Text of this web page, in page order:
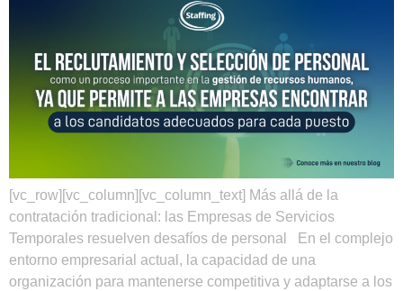
[vc_row][vc_column][vc_column_text] Más allá de la
contratación tradicional: las Empresas de Servicios
Temporales resuelven desafíos de personal En el complejo
entorno empresarial actual, la capacidad de una
organización para mantenerse competitiva y adaptarse a los